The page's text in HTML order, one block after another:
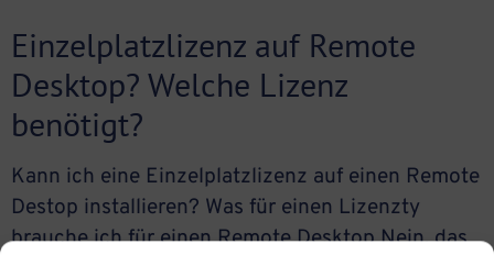
Einzelplatzlizenz auf Remote
Desktop? Welche Lizenz
benötigt?
Kann ich eine Einzelplatzlizenz auf einen Remote
Destop installieren? Was für einen Lizenzty
brauche ich für einen Remote Desktop Nein, das